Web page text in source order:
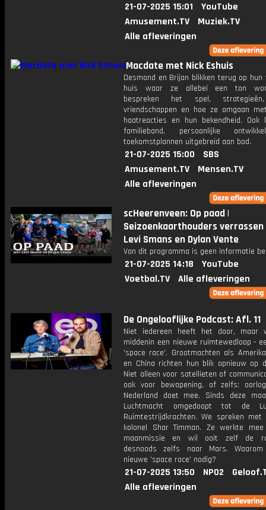
21-07-2025 15:01
YouTube
Amusement.TV
Muziek.TV
Alle afleveringen
Macdate met Nick Eshuis
Desmond en Brijan blikken terug op
huis waar ze allebei een ton
bespreken het spel,
vriendschappen en hoe ze omgaan
haatreacties en hun bekendheid. Ook
familieband, persoonlijke
toekomstplannen uitgebreid aan bod.
21-07-2025 15:00
SBS
Amusement.TV
Mensen.TV
Alle afleveringen
scHeerenveen: Op paad |
Seizoenkaarthouders
Levi Smans en Dylan Vente
Van dit programma is geen informatie
21-07-2025 14:18
YouTube
Voetbal.TV
Alle afleveringen
De Ongelooflijke Podcast: Afl. 11
Niet iedereen heeft het door, maar
middenin een nieuwe ruimtewedloop -
'space race'. Grootmachten als
en China richten hun blik opnieuw op
Niet alleen voor satellieten of
ook voor bewapening, of zelfs:
Nederland doet mee. Sinds deze
Luchtmacht omgedoopt tot de
Ruimtestrijdkrachten. We spreken met
kolonel Shar Timman. Ze werkte
maanmissie en wil ooit zelf de
desnoods zelfs naar Mars.
nieuwe 'space race' nodig?
21-07-2025 13:50 NPO2
Alle afleveringen